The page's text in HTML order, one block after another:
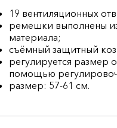
19 вентиляционных
ремешки выполнены
материала;
съёмный защитный
регулируется размер
помощью
размер: 57-61 см.